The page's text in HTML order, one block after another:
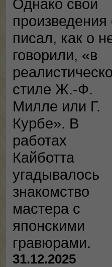
Однако свои
произведения
писал, как о
говорили, «в
стиле Ж.-Ф.
Милле или Г.
Курбе». В
работах
Кайботта
угадывалось
знакомство
мастера с
японскими
гравюрами.
31.12.2025